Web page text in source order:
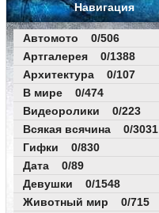
Навигация
Автомото 0/506
Артгалерея 0/1388
Архитектура 0/107
В мире 0/474
Видеоролики 0/223
Всякая всячина 0/3031
Гифки 0/830
Дата 0/89
Девушки 0/1548
Животный мир 0/715